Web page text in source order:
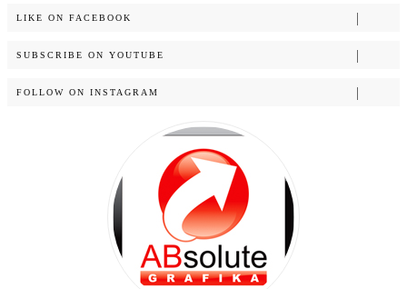
LIKE ON FACEBOOK
SUBSCRIBE ON YOUTUBE
FOLLOW ON INSTAGRAM